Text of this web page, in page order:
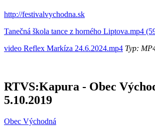
http://festivalvychodna.sk
Tanečná škola tance z horného Liptova.mp4
video Reflex Markíza 24.6.2024.mp4 Typ:
RTVS:Kapura - Obec
5.10.2019
Obec Východná